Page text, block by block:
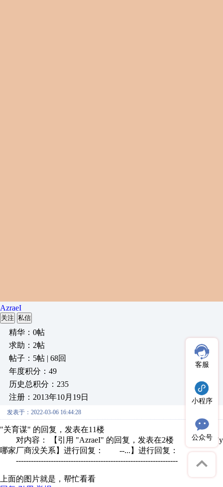
AzraeI
关注 私信
精华：0帖
求助：2帖
帖子：5帖 | 68回
年度积分：49
历史总积分：235
注册：2013年10月19日
发表于：2022-03-06 16:44:28
"关育谋" 的回复，发表在11楼
对内容： 【引用 "AzraeI" 的回复，发表在2楼 内容：
哪家厂商没关系】进行回复： --...】进行回复：
-----------------------------------------------------------------
上面的图片就是，帮忙看看
客服
小程序
公众号